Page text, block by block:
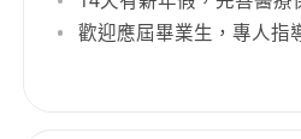
歡迎應屆畢業生，專人指